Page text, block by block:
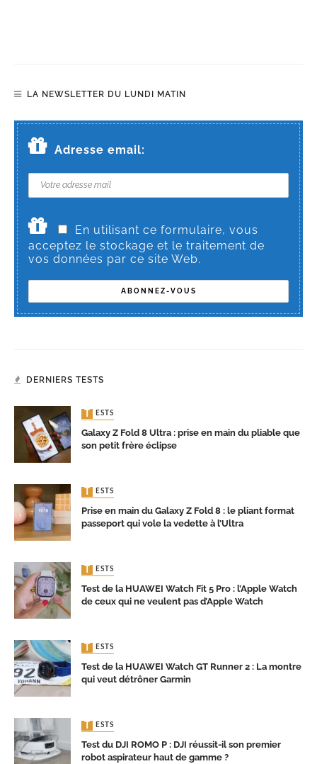
LA NEWSLETTER DU LUNDI MATIN
Adresse email:
En utilisant ce formulaire, vous
acceptez le stockage et le traitement de
vos données par ce site Web.
DERNIERS TESTS
TESTS
Galaxy Z Fold 8 Ultra : prise en main du pliable que
son petit frère éclipse
TESTS
Prise en main du Galaxy Z Fold 8 : le pliant format
passeport qui vole la vedette à l’Ultra
TESTS
Test de la HUAWEI Watch Fit 5 Pro : l’Apple Watch
de ceux qui ne veulent pas d’Apple Watch
TESTS
Test de la HUAWEI Watch GT Runner 2 : La montre
qui veut détrôner Garmin
TESTS
Test du DJI ROMO P : DJI réussit-il son premier
robot aspirateur haut de gamme ?